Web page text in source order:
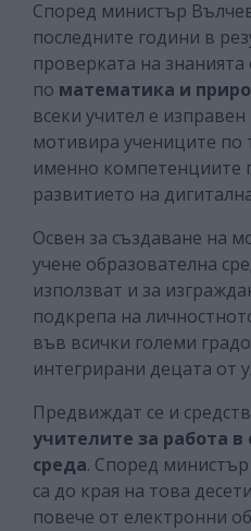
Според министър
последните години в
проверката на
по математика и
всеки учител е
мотивира учениците
именно компетенциите
развитието на
Освен за създаване на
учене образователна
използват и за
подкрепа на
във всички големи
интегрирани децата от
Предвиждат се и
учителите за работа в
среда. Според
са до края на това
повече от електронни